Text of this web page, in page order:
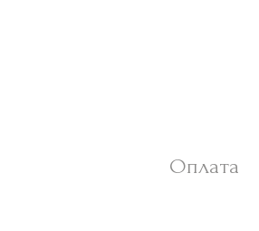
Оплата